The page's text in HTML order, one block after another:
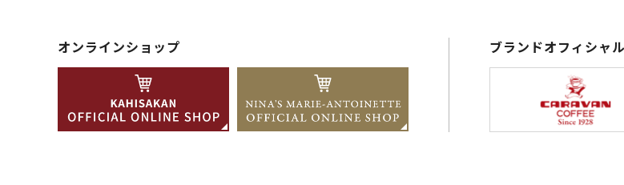
オンラインショップ ブランドオフィシャ